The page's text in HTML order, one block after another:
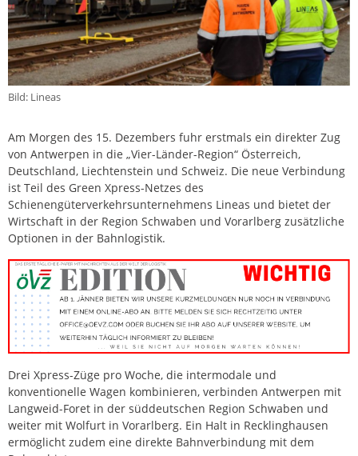
Bild: Lineas
Am Morgen des 15. Dezembers fuhr erstmals ein direkter Zug
von Antwerpen in die „Vier-Länder-Region“ Österreich,
Deutschland, Liechtenstein und Schweiz. Die neue Verbindung
ist Teil des Green Xpress-Netzes des
Schienengüterverkehrsunternehmens Lineas und bietet der
Wirtschaft in der Region Schwaben und Vorarlberg zusätzliche
Optionen in der Bahnlogistik.
Drei Xpress-Züge pro Woche, die intermodale und
konventionelle Wagen kombinieren, verbinden Antwerpen mit
Langweid-Foret in der süddeutschen Region Schwaben und
weiter mit Wolfurt in Vorarlberg. Ein Halt in Recklinghausen
ermöglicht zudem eine direkte Bahnverbindung mit dem